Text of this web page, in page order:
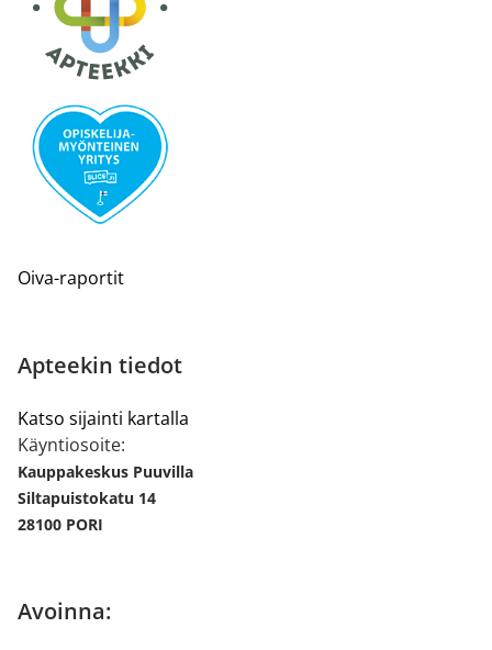
Oiva-raportit
Apteekin tiedot
Katso sijainti kartalla
Käyntiosoite:
Kauppakeskus Puuvilla
Siltapuistokatu 14
28100 PORI
Avoinna: